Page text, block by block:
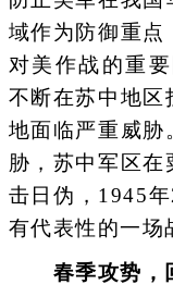
域作为防御重点
对美作战的重
不断在苏中地区
地面临严重威胁
胁，苏中军区
击日伪，1945
有代表性的一场
春季攻势，